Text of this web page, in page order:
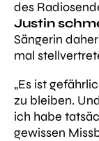
des
Justin
Sängerin
mal
„Es ist
zu bleiben.
ich habe
gewissen